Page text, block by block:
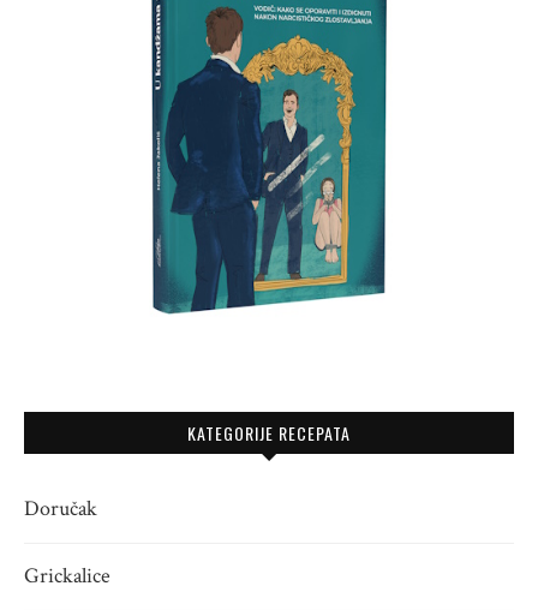
KATEGORIJE RECEPATA
Doručak
Grickalice